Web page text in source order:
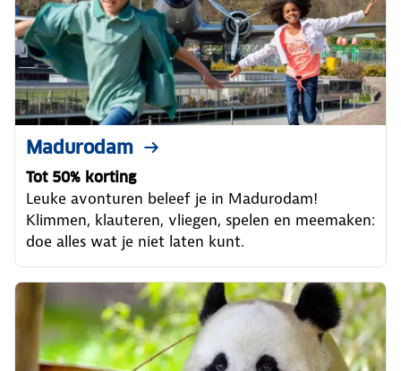
Madurodam
Tot 50% korting
Leuke avonturen beleef je in Madurodam!
Klimmen, klauteren, vliegen, spelen en meemaken:
doe alles wat je niet laten kunt.